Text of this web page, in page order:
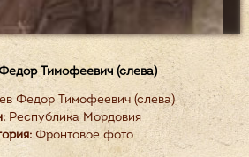
Тимофеевич (слева)
Федор Тимофеевич (слева)
Республика Мордовия
Фронтовое фото